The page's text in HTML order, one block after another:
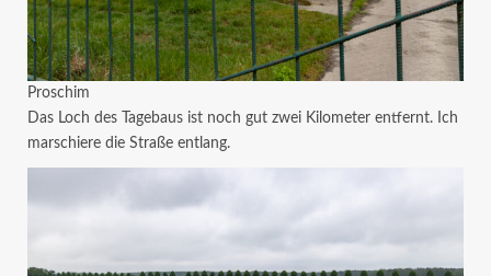
Proschim
Das Loch des Tagebaus ist noch gut zwei Kilometer entfernt. Ich
marschiere die Straße entlang.